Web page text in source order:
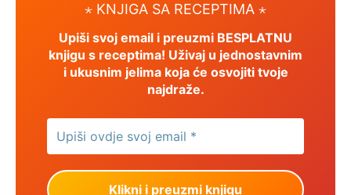
⋆ KNJIGA SA RECEPTIMA ⋆
Upiši svoj email i preuzmi BESPLATNU
knjigu s receptima! Uživaj u jednostavnim
i ukusnim jelima koja će osvojiti tvoje
najdraže.